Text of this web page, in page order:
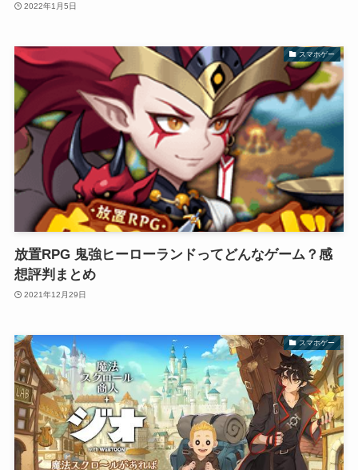
2022年1月5日
スマホゲー
放置RPG 鬼強ヒーローランドってどんなゲーム？感
想評判まとめ
2021年12月29日
スマホゲー